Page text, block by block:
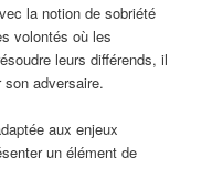
la notion de sobriété
volontés où les
leurs différends, il
son adversaire.
aux enjeux
un élément de